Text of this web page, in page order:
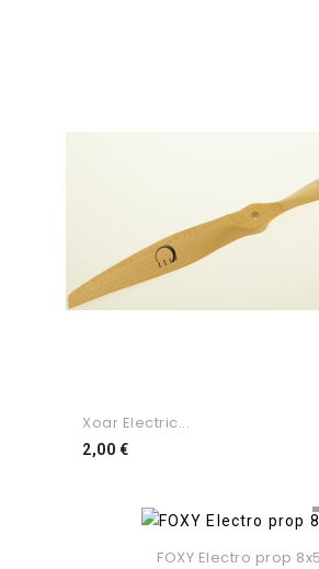
Xoar Electric...
2,00 €Preço
FOXY Electro prop